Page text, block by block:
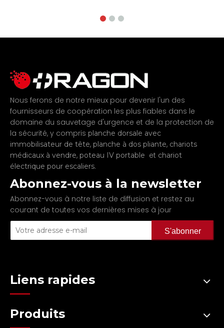
Nous ferons de notre mieux pour devenir l'un des
fournisseurs de coopération les plus fiables dans le
domaine du sauvetage d'urgence et de la protection de
la sécurité, y compris planche dorsale avec
immobilisateur de tête, planche à dos pliante, chariots
médicaux à vendre, poteau IV portable et chariot
électrique pour escaliers.
Abonnez-vous à la newsletter
Abonnez-vous à notre liste de diffusion et restez au
courant de toutes vos dernières mises à jour
S'abonner
Liens rapides
Produits